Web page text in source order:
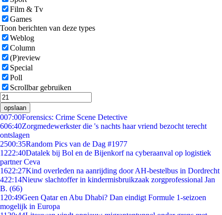
Film & Tv
Games
Toon berichten van deze types
Weblog
Column
(P)review
Special
Poll
Scrollbar gebruiken
opslaan
007:00Forensics: Crime Scene Detective
606:40Zorgmedewerkster die 's nachts haar vriend bezocht terecht
ontslagen
2500:35Random Pics van de Dag #1977
1222:40Datalek bij Bol en de Bijenkorf na cyberaanval op logistiek
partner Ceva
1622:27Kind overleden na aanrijding door AH-bestelbus in Dordrecht
422:14Nieuw slachtoffer in kindermisbruikzaak zorgprofessional Jan
B. (66)
1 20:49Geen Qatar en Abu Dhabi? Dan eindigt Formule 1-seizoen
mogelijk in Europa